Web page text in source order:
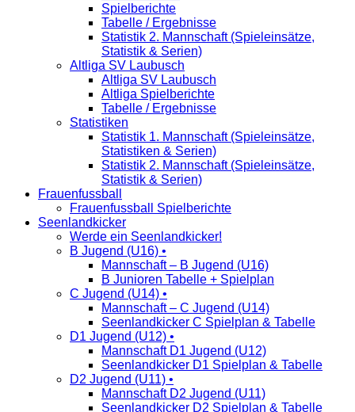
Spielberichte
Tabelle / Ergebnisse
Statistik 2. Mannschaft (Spieleinsätze,
Statistik & Serien)
Altliga SV Laubusch
Altliga SV Laubusch
Altliga Spielberichte
Tabelle / Ergebnisse
Statistiken
Statistik 1. Mannschaft (Spieleinsätze,
Statistiken & Serien)
Statistik 2. Mannschaft (Spieleinsätze,
Statistik & Serien)
Frauenfussball
Frauenfussball Spielberichte
Seenlandkicker
Werde ein Seenlandkicker!
B Jugend (U16) •
Mannschaft – B Jugend (U16)
B Junioren Tabelle + Spielplan
C Jugend (U14) •
Mannschaft – C Jugend (U14)
Seenlandkicker C Spielplan & Tabelle
D1 Jugend (U12) •
Mannschaft D1 Jugend (U12)
Seenlandkicker D1 Spielplan & Tabelle
D2 Jugend (U11) •
Mannschaft D2 Jugend (U11)
Seenlandkicker D2 Spielplan & Tabelle